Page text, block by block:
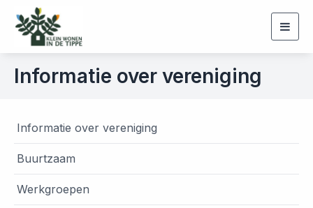
Informatie over vereniging
Informatie over vereniging
Buurtzaam
Werkgroepen